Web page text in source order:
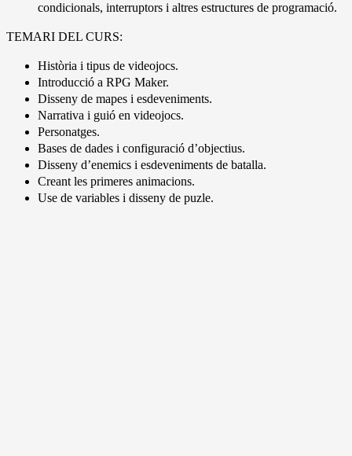
condicionals, interruptors i altres estructures de programació.
TEMARI DEL CURS:
Història i tipus de videojocs.
Introducció a RPG Maker.
Disseny de mapes i esdeveniments.
Narrativa i guió en videojocs.
Personatges.
Bases de dades i configuració d’objectius.
Disseny d’enemics i esdeveniments de batalla.
Creant les primeres animacions.
Use de variables i disseny de puzle.